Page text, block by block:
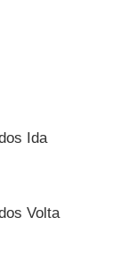
Ida
Volta